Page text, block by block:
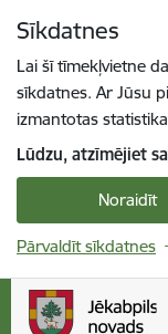
Sīkdatnes
Lai šī tīmekļvietne
sīkdatnes. Ar Jūsu
izmantotas
Lūdzu, atzīmējiet
Noraidīt
Pārvaldīt sīkdatnes